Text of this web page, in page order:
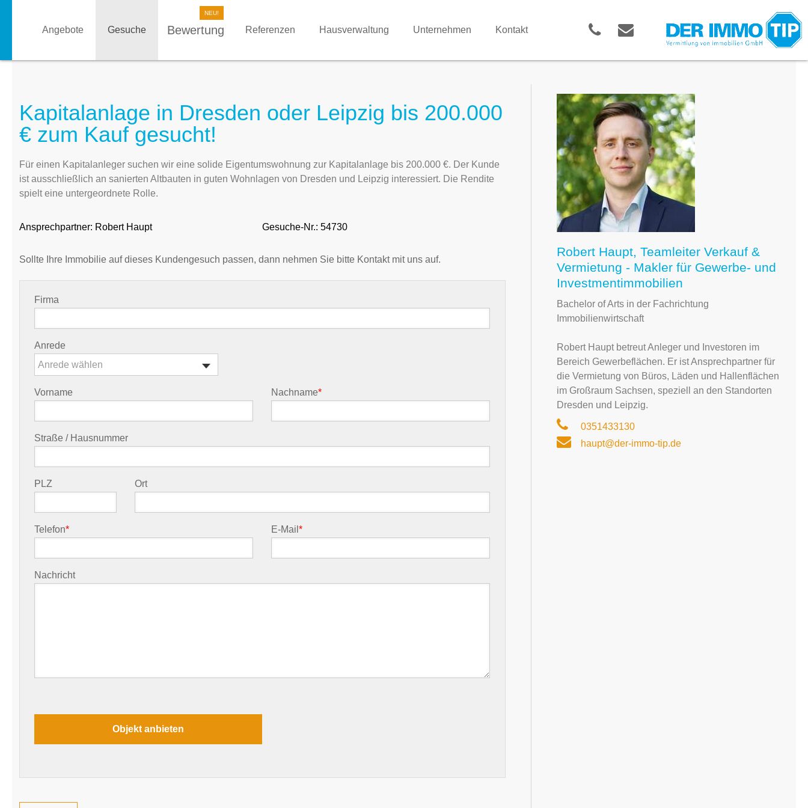
Angebote Gesuche Bewertung Referenzen Hausverwaltung Unternehmen Kontakt
Kapitalanlage in Dresden oder Leipzig bis 200.000
€ zum Kauf gesucht!
Für einen Kapitalanleger suchen wir eine solide Eigentumswohnung zur Kapitalanlage bis 200.000 €. Der Kunde
ist ausschließlich an sanierten Altbauten in guten Wohnlagen von Dresden und Leipzig interessiert. Die Rendite
spielt eine untergeordnete Rolle.
Ansprechpartner: Robert Haupt Gesuche-Nr.: 54730
Sollte Ihre Immobilie auf dieses Kundengesuch passen, dann nehmen Sie bitte Kontakt mit uns auf.
Firma
Anrede
Anrede wählen
Vorname Nachname*
Straße / Hausnummer
PLZ Ort
Telefon* E-Mail*
Nachricht
Robert Haupt, Teamleiter Verkauf &
Vermietung - Makler für Gewerbe- und
Investmentimmobilien
Bachelor of Arts in der Fachrichtung
Immobilienwirtschaft
Robert Haupt betreut Anleger und Investoren im
Bereich Gewerbeflächen. Er ist Ansprechpartner für
die Vermietung von Büros, Läden und Hallenflächen
im Großraum Sachsen, speziell an den Standorten
Dresden und Leipzig.
0351433130
haupt@der-immo-tip.de